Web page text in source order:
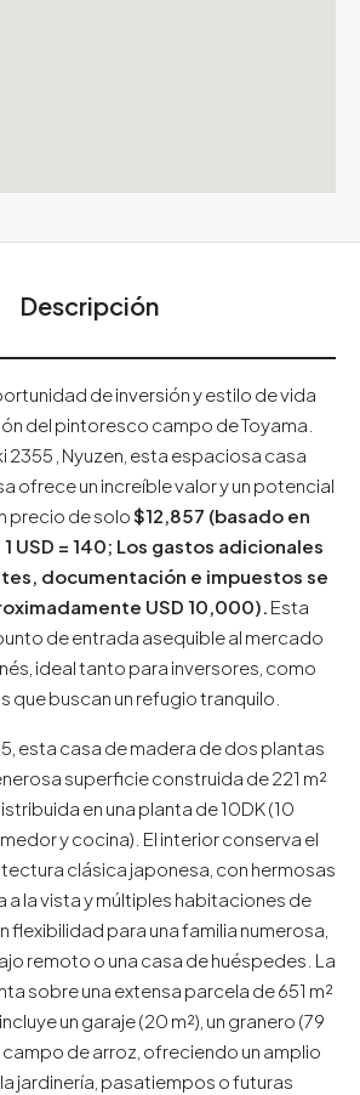
Descripción
de inversión y estilo de vida
del pintoresco campo de Toyama.
2355 , Nyuzen, esta espaciosa casa
ofrece un increíble valor y un potencial
precio de solo$12,857 (basado en
USD = 140; Los gastos adicionales
documentación e impuestos se
USD 10,000). Esta
de entrada asequible al mercado
ideal tanto para inversores, como
que buscan un refugio tranquilo.
esta casa de madera de dos plantas
superficie construida de 221 m²
en una planta de 10DK (10
y cocina). El interior conserva el
clásica japonesa, con hermosas
a la vista y múltiples habitaciones de
para una familia numerosa,
remoto o una casa de huéspedes. La
sobre una extensa parcela de 651 m²
un garaje (20 m²), un granero (79
campo de arroz, ofreciendo un amplio
jardinería, pasatiempos o futuras